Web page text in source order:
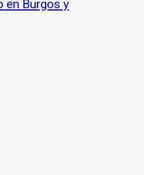
en Burgos y